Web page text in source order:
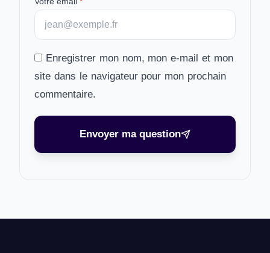
Enregistrer mon nom, mon e-mail et mon
site dans le navigateur pour mon prochain
commentaire.
Envoyer ma question